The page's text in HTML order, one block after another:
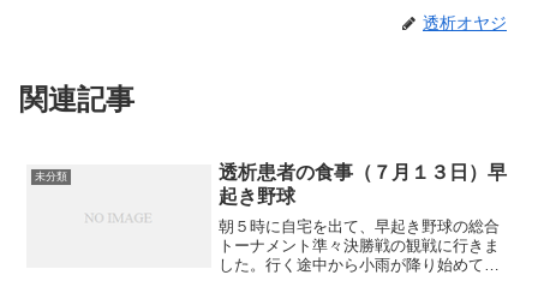
透析オヤジ
関連記事
未分類
透析患者の食事（７月１３日）早
起き野球
朝５時に自宅を出て、早起き野球の総合
トーナメント準々決勝戦の観戦に行きま
した。行く途中から小雨が降り始めてい